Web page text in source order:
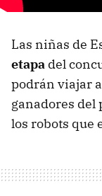
Las niñas de
etapa del
podrán viajar
ganadores del
los robots que